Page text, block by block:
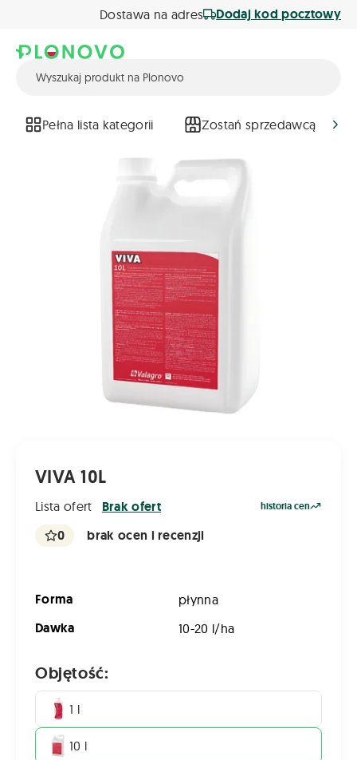
Dostawa na adres Dodaj kod pocztowy
Pełna lista kategorii Zostań sprzedawcą
VIVA 10L
Lista ofert Brak ofert historia cen
0 brak ocen i recenzji
Forma płynna
Dawka 10-20 l/ha
Objętość:
1 l
10 l